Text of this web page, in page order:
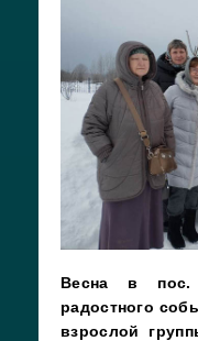
Весна в пос.
радостного
взрослой